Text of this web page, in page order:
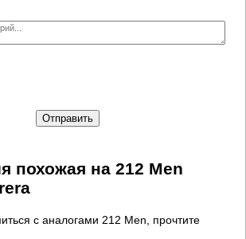
Отправить
похожая на 212 Men
с аналогами 212 Men, прочтите